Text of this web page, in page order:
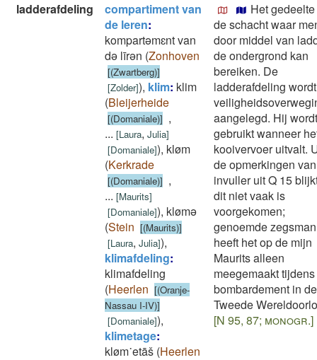
ladderafdeling
compartiment van
de leren:
kompartǝmɛnt van
dǝ līrǝn (Zonhoven
[(Zwartberg)]
[Zolder]), klim: klim
(Bleijerheide
[(Domaniale)] ,
... [Laura, Julia]
[Domaniale]), kløm
(Kerkrade
[(Domaniale)] ,
... [Maurits]
[Domaniale]), klømǝ
(Stein [(Maurits)]
[Laura, Julia]),
klimafdeling:
klimafdeling
(Heerlen [(Oranje-
Nassau I-IV)]
[Domaniale]),
klimetage:
kløm˙etāš (Heerlen
Het
de schacht waar
door middel van
de ondergrond kan
bereiken. De
ladderafdeling
aangelegd. Hij wordt
gebruikt wanneer
kooivervoer uitvalt.
de opmerkingen
invuller uit Q 15
dit niet vaak is
voorgekomen;
genoemde zegsman
heeft het op de mijn
Maurits alleen
meegemaakt
bombardement in de
Tweede
[N 95, 87; monogr.]